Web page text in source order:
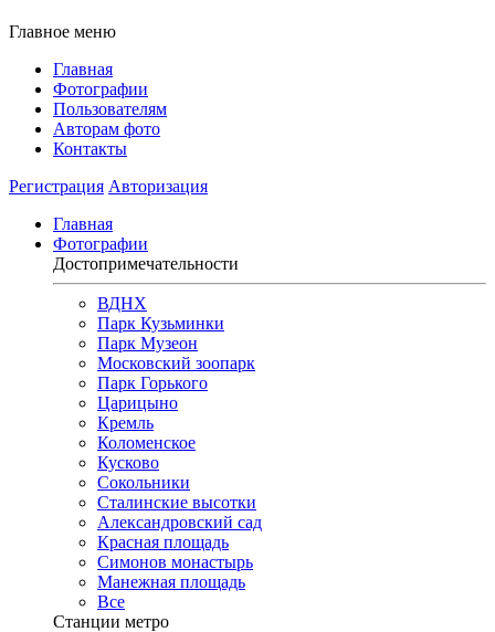
Главное меню
Главная
Фотографии
Пользователям
Авторам фото
Контакты
Регистрация Авторизация
Главная
Фотографии
Достопримечательности
ВДНХ
Парк Кузьминки
Парк Музеон
Московский зоопарк
Парк Горького
Царицыно
Кремль
Коломенское
Кусково
Сокольники
Сталинские высотки
Александровский сад
Красная площадь
Симонов монастырь
Манежная площадь
Все
Станции метро